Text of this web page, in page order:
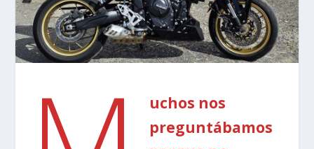
uchos nos
preguntábamos